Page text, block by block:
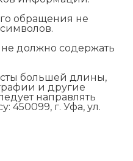
обращения не
должно содержать
большей длины,
и другие
направлять
450099, г. Уфа, ул.